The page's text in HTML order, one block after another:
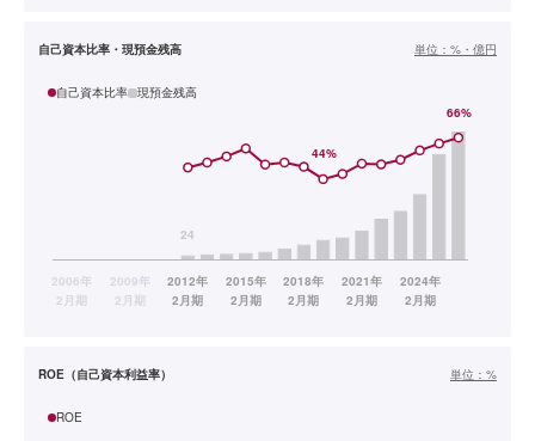
自己資本比率・現預金残高 単位： %・億円
自己資本比率 現預金残高
ROE（自己資本利益率） 単位： %
ROE